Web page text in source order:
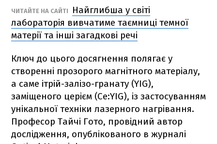
ЧИТАЙТЕ НА САЙТІ
Найглибша у світі
лабораторія вивчатиме таємниці темної
матерії та інші загадкові речі
Ключ до цього досягнення полягає у
створенні прозорого магнітного матеріалу,
а саме ітрій-залізо-гранату (YIG),
заміщеного церієм (Ce:YIG), із застосуванням
унікальної техніки лазерного нагрівання.
Професор Тайчі Гото, провідний автор
дослідження, опублікованого в журналі